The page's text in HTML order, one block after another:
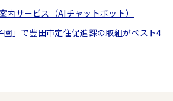
内サービス（AIチャットボット）
園」で豊田市定住促進課の取組がベスト4